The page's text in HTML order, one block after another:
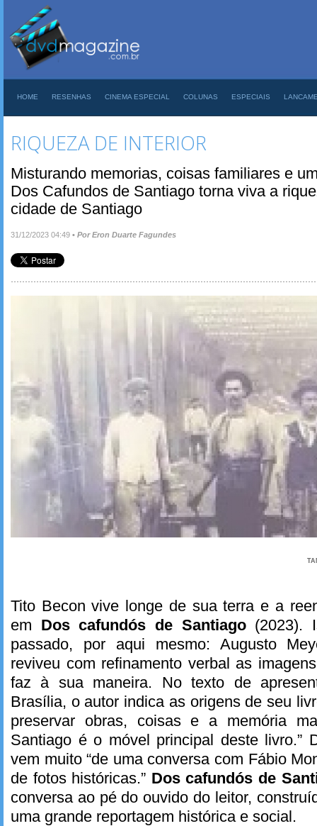
HOME RESENHAS CINEMA ESPECIAL COLUNAS ESPECIAIS
RIQUEZA DE INTERIOR
Misturando memorias, coisas familiares e
Dos Cafundos de Santiago torna viva a
cidade de Santiago
31/12/2023 04:49 • Por Eron Duarte Fagundes
Tito Becon vive longe de sua terra e a
em Dos cafundós de Santiago (2023).
passado, por aqui mesmo: Augusto
reviveu com refinamento verbal as
faz à sua maneira. No texto de
Brasília, o autor indica as origens de seu
preservar obras, coisas e a memória
Santiago é o móvel principal deste livro.”
vem muito “de uma conversa com Fábio
de fotos históricas.” Dos cafundós de
conversa ao pé do ouvido do leitor,
uma grande reportagem histórica e social.